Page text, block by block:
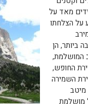
מאד על
על הצלחתו
ביותר, הן
המושלמת,
החופש,
השמירה
מושלמת